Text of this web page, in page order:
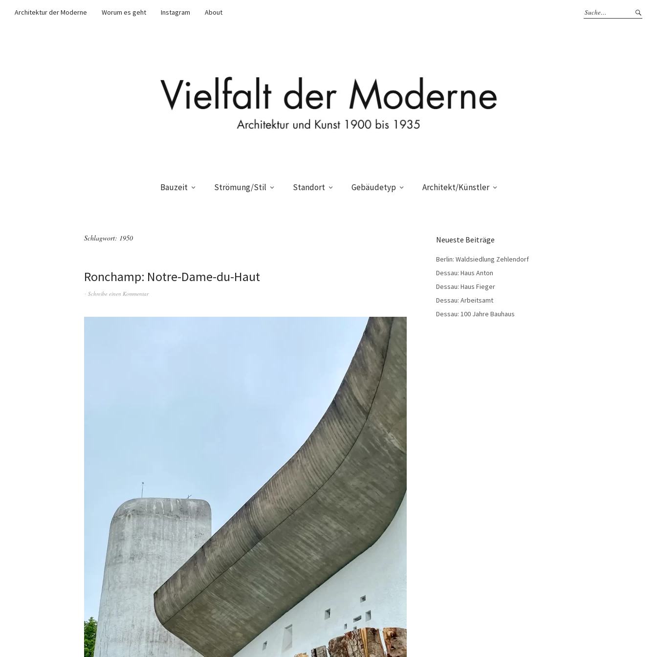
Architektur der Moderne Worum es geht Instagram About
Bauzeit Strömung/Stil Standort Gebäudetyp Architekt/Künstler
Schlagwort: 1950
Ronchamp: Notre-Dame-du-Haut
Schreibe einen Kommentar
Neueste Beiträge
Berlin: Waldsiedlung Zehlendorf
Dessau: Haus Anton
Dessau: Haus Fieger
Dessau: Arbeitsamt
Dessau: 100 Jahre Bauhaus